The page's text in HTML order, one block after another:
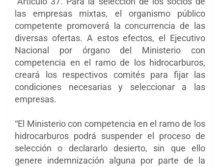
las empresas mixtas, el organismo público
competente promoverá la concurrencia de las
diversas ofertas. A estos efectos, el Ejecutivo
Nacional por órgano del Ministerio con
competencia en el ramo de los hidrocarburos,
creará los respectivos comités para fijar las
condiciones necesarias y seleccionar a las
empresas.
“El Ministerio con competencia en el ramo de los
hidrocarburos podrá suspender el proceso de
selección o declararlo desierto, sin que ello
genere indemnización alguna por parte de la